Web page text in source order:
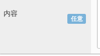
任意
内容